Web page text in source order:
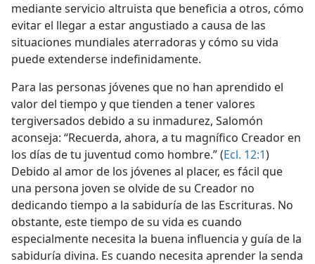
mediante servicio altruista que beneficia a otros, cómo
evitar el llegar a estar angustiado a causa de las
situaciones mundiales aterradoras y cómo su vida
puede extenderse indefinidamente.
Para las personas jóvenes que no han aprendido el
valor del tiempo y que tienden a tener valores
tergiversados debido a su inmadurez, Salomón
aconseja: “Recuerda, ahora, a tu magnífico Creador en
los días de tu juventud como hombre.” (Ecl. 12:1)
Debido al amor de los jóvenes al placer, es fácil que
una persona joven se olvide de su Creador no
dedicando tiempo a la sabiduría de las Escrituras. No
obstante, este tiempo de su vida es cuando
especialmente necesita la buena influencia y guía de la
sabiduría divina. Es cuando necesita aprender la senda